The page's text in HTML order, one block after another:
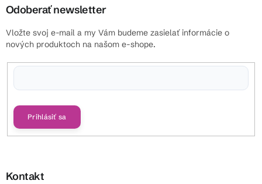
Odoberať newsletter
Vložte svoj e-mail a my Vám budeme zasielať informácie o
nových produktoch na našom e-shope.
Prihlásiť sa
Kontakt